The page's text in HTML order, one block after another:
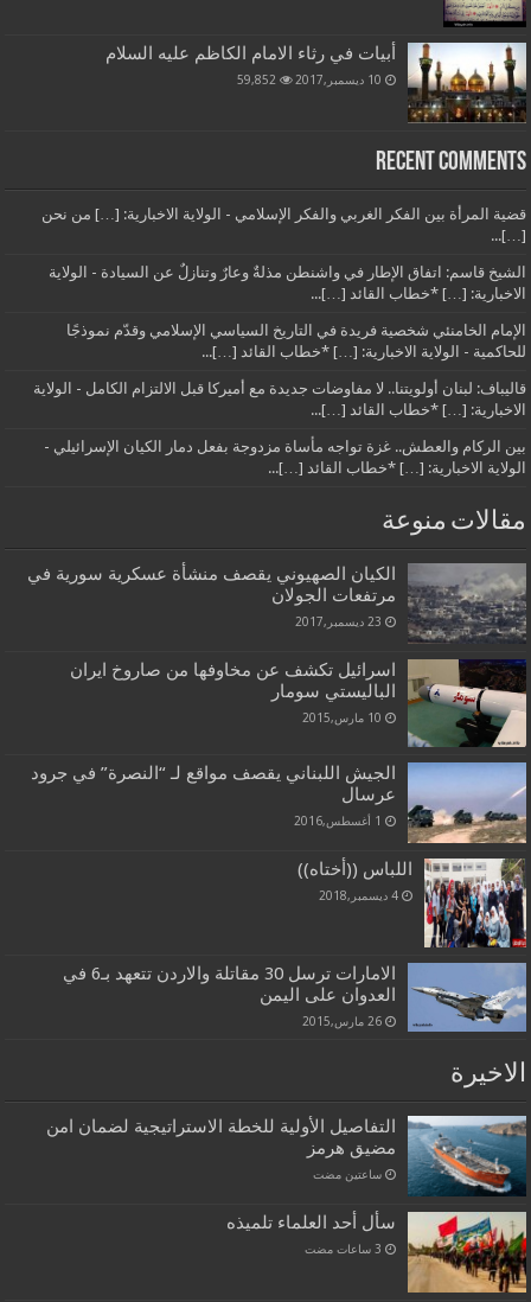
أبيات في رثاء الامام الكاظم عليه السلام
10 ديسمبر,2017 59,852
Recent Comments
قضية المرأة بين الفكر الغربي والفكر الإسلامي - الولاية الاخبارية: […] من نحن
[…]...
الشيخ قاسم: اتفاق الإطار في واشنطن مذلةٌ وعارٌ وتنازلٌ عن السيادة - الولاية
الاخبارية: […] *خطاب القائد […]...
الإمام الخامنئي شخصية فريدة في التاريخ السياسي الإسلامي وقدّم نموذجًا
للحاكمية - الولاية الاخبارية: […] *خطاب القائد […]...
قاليباف: لبنان أولويتنا.. لا مفاوضات جديدة مع أميركا قبل الالتزام الكامل - الولاية
الاخبارية: […] *خطاب القائد […]...
بين الركام والعطش.. غزة تواجه مأساة مزدوجة بفعل دمار الكيان الإسرائيلي -
الولاية الاخبارية: […] *خطاب القائد […]...
مقالات منوعة
الكيان الصهيوني يقصف منشأة عسكرية سورية في
مرتفعات الجولان
23 ديسمبر,2017
اسرائيل تكشف عن مخاوفها من صاروخ ايران
الباليستي سومار
10 مارس,2015
الجيش اللبناني يقصف مواقع لـ “النصرة” في جرود
عرسال
1 أغسطس,2016
اللباس ((أختاه))
4 ديسمبر,2018
الامارات ترسل 30 مقاتلة والاردن تتعهد بـ6 في
العدوان على اليمن
26 مارس,2015
الاخيرة
التفاصيل الأولية للخطة الاستراتيجية لضمان امن
مضيق هرمز
‏ساعتين مضت
سأل أحد العلماء تلميذه